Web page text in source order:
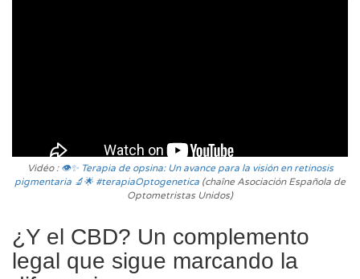
Vidéo : 👁️✨ Terapia de opsina: Un avance para la visión en retinosis
pigmentaria 🔬🌟 #terapiaOptogenetica (chaîne Asociación Española de
Optometristas Unidos)
¿Y el CBD? Un complemento
legal que sigue marcando la